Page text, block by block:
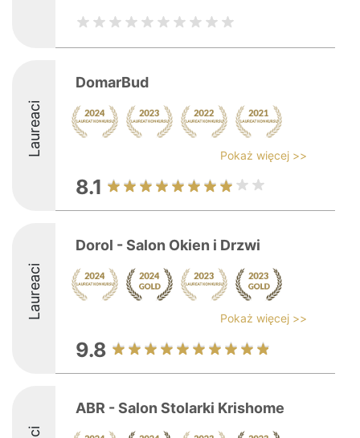
Laureaci
DomarBud
Pokaż więcej >>
8.1
Laureaci
Dorol - Salon Okien i Drzwi
Pokaż więcej >>
9.8
ABR - Salon Stolarki Krishome